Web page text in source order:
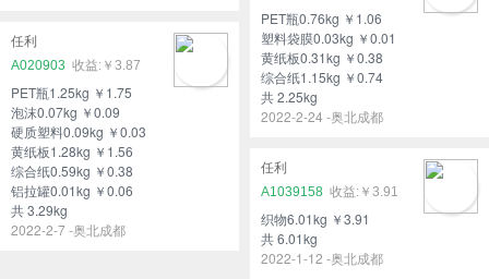
PET瓶0.76kg ￥1.06
塑料袋膜0.03kg ￥0.01
黄纸板0.31kg ￥0.38
综合纸1.15kg ￥0.74
共 2.25kg
2022-2-24 -奥北成都
任利
A020903
￥3.87
PET瓶1.25kg ￥1.75
泡沫0.07kg ￥0.09
硬质塑料0.09kg ￥0.03
黄纸板1.28kg ￥1.56
综合纸0.59kg ￥0.38
铝拉罐0.01kg ￥0.06
共 3.29kg
2022-2-7 -奥北成都
任利
A1039158
￥3.91
织物6.01kg ￥3.91
共 6.01kg
2022-1-12 -奥北成都